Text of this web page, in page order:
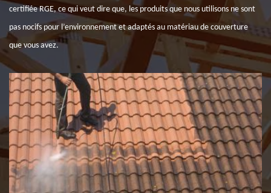
certifiée RGE, ce qui veut dire que, les produits que nous utilisons ne sont
pas nocifs pour l’environnement et adaptés au matériau de couverture
que vous avez.